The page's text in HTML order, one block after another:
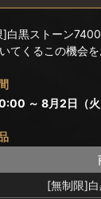
白黒ストーン7400
てくるこの機会を
～ 8月2日（
[無制限]